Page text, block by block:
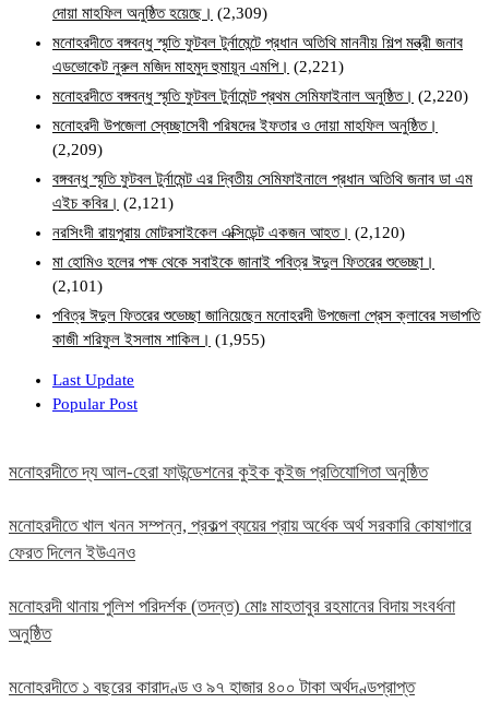
দোয়া মাহফিল অনুষ্ঠিত হয়েছে। (2,309)
মনোহরদীতে বঙ্গবন্ধু স্মৃতি ফুটবল টুর্নামেন্টে প্রধান অতিথি মাননীয় শিল্প মন্ত্রী জনাব
এডভোকেট নুরুল মজিদ মাহমুদ হুমায়ূন এমপি। (2,221)
মনোহরদীতে বঙ্গবন্ধু স্মৃতি ফুটবল টুর্নামেন্ট প্রথম সেমিফাইনাল অনুষ্ঠিত। (2,220)
মনোহরদী উপজেলা স্বেচ্ছাসেবী পরিষদের ইফতার ও দোয়া মাহফিল অনুষ্ঠিত।
(2,209)
বঙ্গবন্ধু স্মৃতি ফুটবল টুর্নামেন্ট এর দ্বিতীয় সেমিফাইনালে প্রধান অতিথি জনাব ডা এম
এইচ কবির। (2,121)
নরসিংদী রায়পুরায় মোটরসাইকেল এক্সিডেন্ট একজন আহত। (2,120)
মা হোমিও হলের পক্ষ থেকে সবাইকে জানাই পবিত্র ঈদুল ফিতরের শুভেচ্ছা।
(2,101)
পবিত্র ঈদুল ফিতরের শুভেচ্ছা জানিয়েছেন মনোহরদী উপজেলা প্রেস ক্লাবের সভাপতি
কাজী শরিফুল ইসলাম শাকিল। (1,955)
Last Update
Popular Post
মনোহরদীতে দ্য আল-হেরা ফাউন্ডেশনের কুইক কুইজ প্রতিযোগিতা অনুষ্ঠিত
মনোহরদীতে খাল খনন সম্পন্ন, প্রকল্প ব্যয়ের প্রায় অর্ধেক অর্থ সরকারি কোষাগারে
ফেরত দিলেন ইউএনও
মনোহরদী থানায় পুলিশ পরিদর্শক (তদন্ত) মোঃ মাহতাবুর রহমানের বিদায় সংবর্ধনা
অনুষ্ঠিত
মনোহরদীতে ১ বছরের কারাদণ্ড ও ৯৭ হাজার ৪০০ টাকা অর্থদণ্ডপ্রাপ্ত